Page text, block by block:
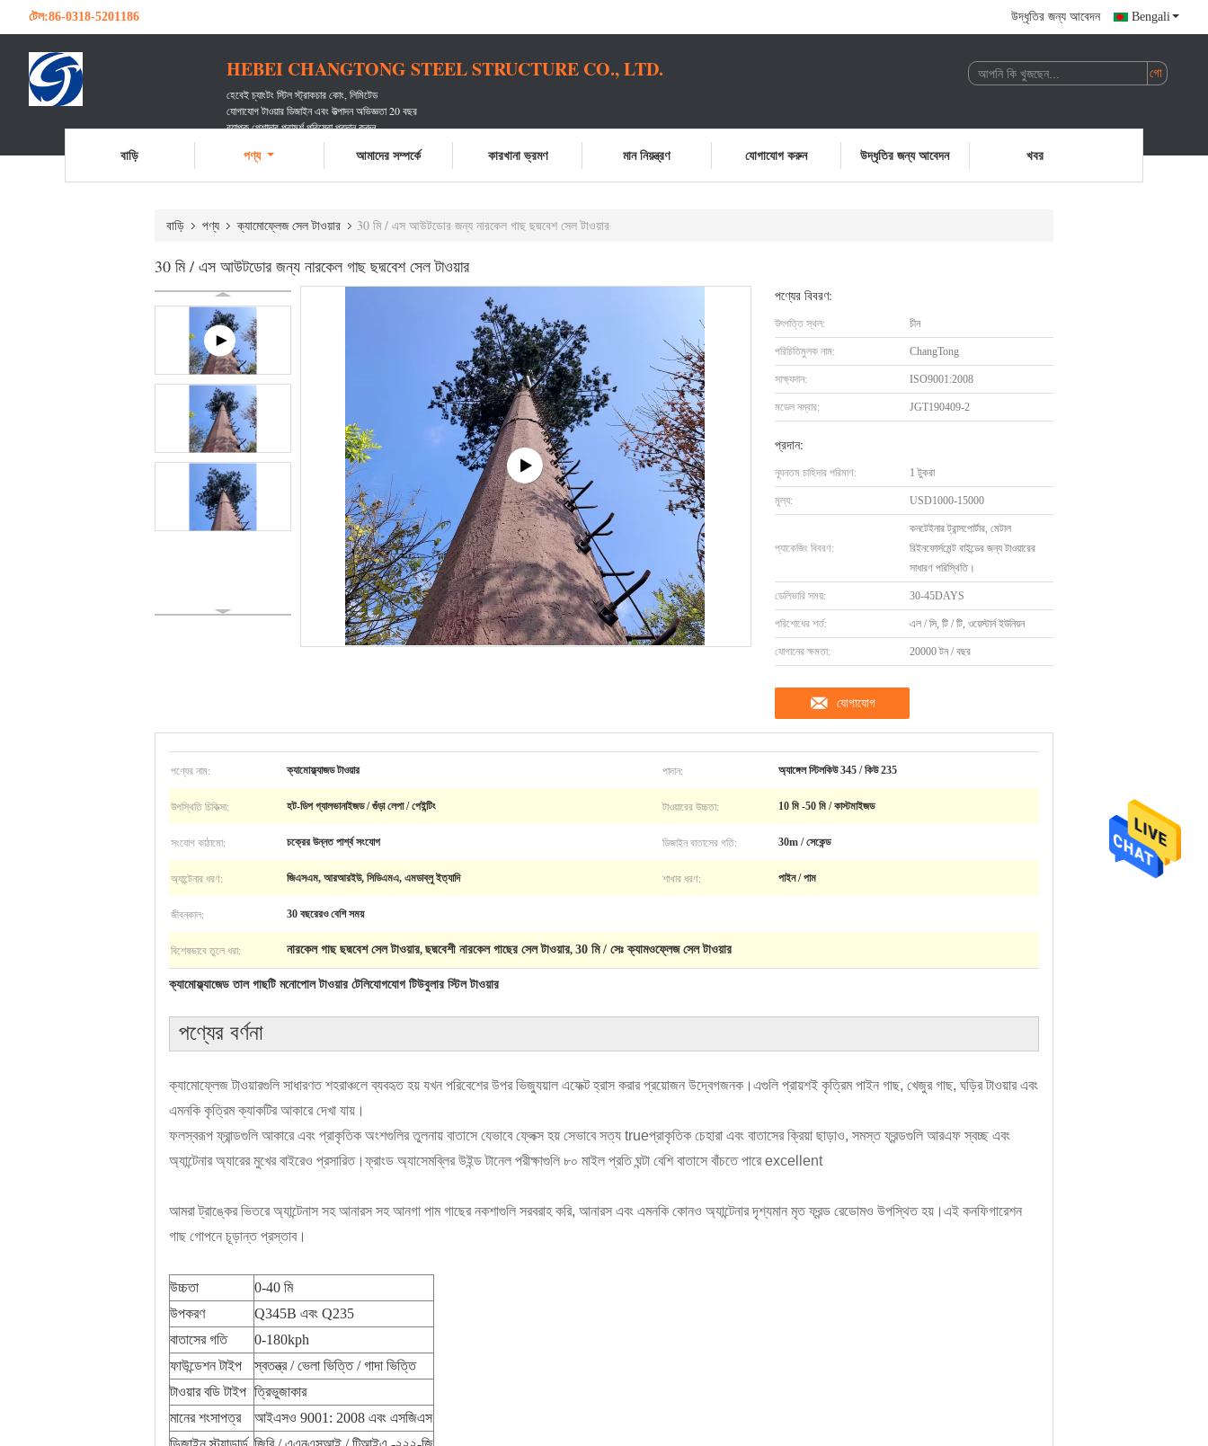
টেল:86-0318-5201186 উদ্ধৃতির জন্য আবেদন Bengali
HEBEI CHANGTONG STEEL STRUCTURE CO., LTD.
হেবেই চ্যাংটং স্টিল স্ট্রাকচার কোং, লিমিটেড
যোগাযোগ টাওয়ার ডিজাইন এবং উত্পাদন অভিজ্ঞতা 20 বছর
ব্যাপক পেশাদার পরামর্শ পরিষেবা প্রদান করুন
অগণিত যোগাযোগ বাহককে পরিবেশন করেছেন
বাড়ি পণ্য আমাদের সম্পর্কে কারখানা ভ্রমণ মান নিয়ন্ত্রণ যোগাযোগ করুন উদ্ধৃতির জন্য আবেদন খবর
বাড়ি পণ্য ক্যামোফ্লেজ সেল টাওয়ার 30 মি / এস আউটডোর জন্য নারকেল গাছ ছদ্মবেশ সেল টাওয়ার
30 মি / এস আউটডোর জন্য নারকেল গাছ ছদ্মবেশ সেল টাওয়ার
পণ্যের বিবরণ:
উৎপত্তি স্থল: চীন
পরিচিতিমুলক নাম: ChangTong
সাক্ষ্যদান: ISO9001:2008
মডেল নম্বার: JGT190409-2
প্রদান:
ন্যূনতম চাহিদার পরিমাণ: 1 টুকরা
মূল্য: USD1000-15000
প্যাকেজিং বিবরণ:
কনটেইনার ট্রান্সপোর্টার, মেটাল
রিইনফোর্সমেন্ট বাইন্ডের জন্য টাওয়ারের
সাধারণ পরিস্থিতি।
ডেলিভারি সময়: 30-45DAYS
পরিশোধের শর্ত: এল / সি, টি / টি, ওয়েস্টার্ন ইউনিয়ন
যোগানের ক্ষমতা: 20000 টন / বছর
যোগাযোগ
পণ্যের নাম: ক্যামোফ্ল্যাজড টাওয়ার পাদান: অ্যাঙ্গেল স্টিলকিউ 345 / কিউ 235
উপস্থিতি চিকিত্সা: হট-ডিপ গ্যালভানাইজড / গুঁড়া লেপা / পেইন্টিং টাওয়ারের উচ্চতা: 10 মি -50 মি / কাস্টমাইজড
সংযোগ কাঠামো: চক্রের উন্নত পার্শ্ব সংযোগ ডিজাইন বাতাসের গতি: 30m / সেকেন্ড
অ্যান্টেনার ধরণ: জিএসএম, আরআরইউ, সিডিএমএ, এমডাব্লু ইত্যাদি শাখার ধরণ: পাইন / পাম
জীবনকাল: 30 বছরেরও বেশি সময়
বিশেষভাবে তুলে ধরা: নারকেল গাছ ছদ্মবেশ সেল টাওয়ার, ছদ্মবেশী নারকেল গাছের সেল টাওয়ার, 30 মি / সেঃ ক্যামওফ্লেজ সেল টাওয়ার
ক্যামোফ্ল্যাজেড তাল গাছটি মনোপোল টাওয়ার টেলিযোগযোগ টিউবুলার স্টিল টাওয়ার
পণ্যের বর্ণনা
ক্যামোফ্লেজ টাওয়ারগুলি সাধারণত শহরাঞ্চলে ব্যবহৃত হয় যখন পরিবেশের উপর ভিজ্যুয়াল এফেক্ট হ্রাস করার প্রয়োজন উদ্বেগজনক।এগুলি প্রায়শই কৃত্রিম পাইন গাছ, খেজুর গাছ, ঘড়ির টাওয়ার এবং
এমনকি কৃত্রিম ক্যাকটির আকারে দেখা যায়।
ফলস্বরূপ ফ্রান্ডগুলি আকারে এবং প্রাকৃতিক অংশগুলির তুলনায় বাতাসে যেভাবে ফ্লেক্স হয় সেভাবে সত্য trueপ্রাকৃতিক চেহারা এবং বাতাসের ক্রিয়া ছাড়াও, সমস্ত ফ্রন্ডগুলি আরএফ স্বচ্ছ এবং
অ্যান্টেনার অ্যারের মুখের বাইরেও প্রসারিত।ফ্রাংড অ্যাসেমব্লির উইন্ড টানেল পরীক্ষাগুলি ৮০ মাইল প্রতি ঘন্টা বেশি বাতাসে বাঁচতে পারে excellent
আমরা ট্রাঙ্কের ভিতরে অ্যান্টেনাস সহ আনারস সহ আনগা পাম গাছের নকশাগুলি সরবরাহ করি, আনারস এবং এমনকি কোনও অ্যান্টেনার দৃশ্যমান মৃত ফ্রন্ড রেডোমও উপস্থিত হয়।এই কনফিগারেশন
গাছ গোপনে চূড়ান্ত প্রস্তাব।
উচ্চতা
0-40 মি
উপকরণ
Q345B এবং Q235
বাতাসের গতি
0-180kph
ফাউন্ডেশন টাইপ
স্বতন্ত্র / ভেলা ভিত্তি / গাদা ভিত্তি
টাওয়ার বডি টাইপ ত্রিভুজাকার
মানের শংসাপত্র
আইএসও 9001: 2008 এবং এসজিএস